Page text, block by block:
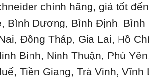
chính hãng, giá tốt
Bình Dương, Bình Định,
Đồng Tháp, Gia Lai, Hồ
Bình, Ninh Thuận, Phú
Tiền Giang, Trà Vinh, Vĩnh